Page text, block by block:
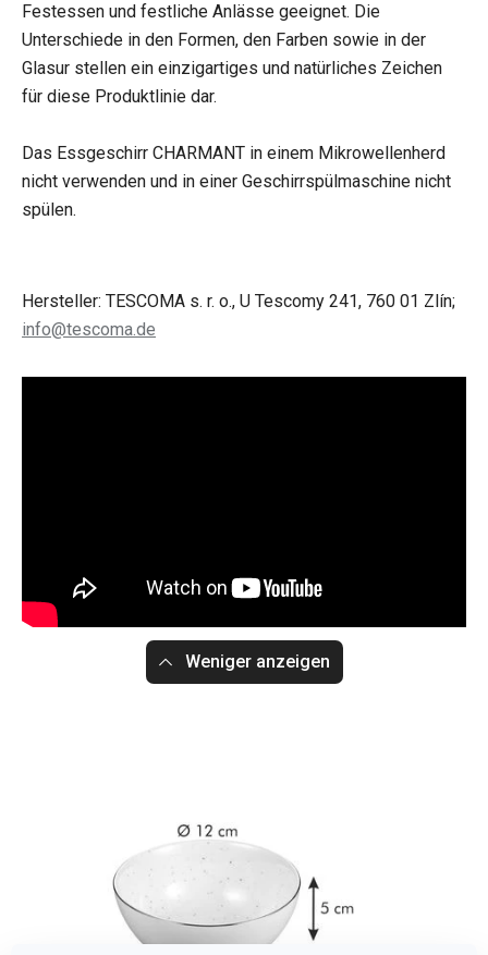
Festessen und festliche Anlässe geeignet. Die
Unterschiede in den Formen, den Farben sowie in der
Glasur stellen ein einzigartiges und natürliches Zeichen
für diese Produktlinie dar.
Das Essgeschirr CHARMANT in einem Mikrowellenherd
nicht verwenden und in einer Geschirrspülmaschine nicht
spülen.
Hersteller: TESCOMA s. r. o., U Tescomy 241, 760 01 Zlín;
info@tescoma.de
Weniger anzeigen